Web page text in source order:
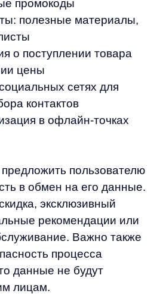
предоставляет
для понимания
и оптимизации
который
сайт для отслеживания
их к рекламным